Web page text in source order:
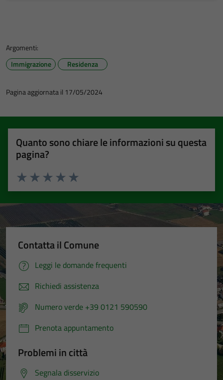
Argomenti:
Immigrazione
Residenza
Pagina aggiornata il 17/05/2024
Quanto sono chiare le informazioni su questa
pagina?
Valuta 5 stelle su 5
Valuta 4 stelle su 5
Valuta 3 stelle su 5
Valuta 2 stelle su 5
Valuta 1 stelle su 5
Contatta il Comune
Leggi le domande frequenti
Richiedi assistenza
Numero verde +39 0121 590590
Prenota appuntamento
Problemi in città
Segnala disservizio